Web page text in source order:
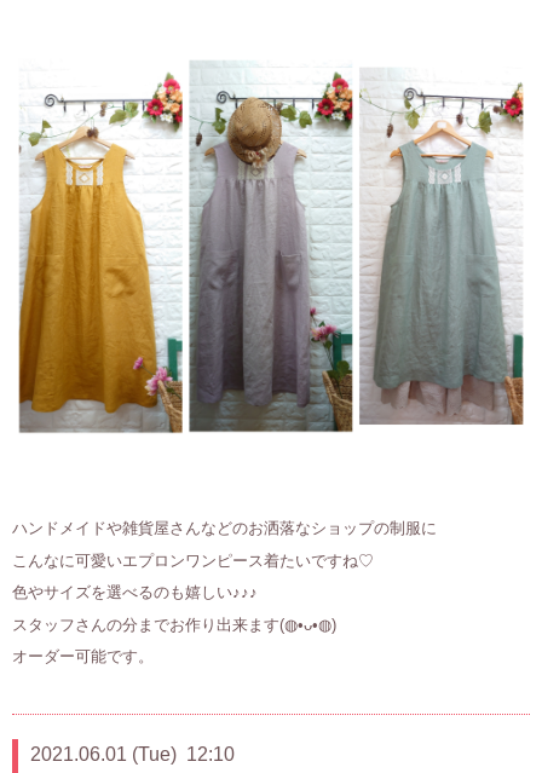
ハンドメイドや雑貨屋さんなどのお洒落なショップの制服に
こんなに可愛いエプロンワンピース着たいですね♡
色やサイズを選べるのも嬉しい♪♪♪
スタッフさんの分までお作り出来ます(◍•ᴗ•◍)
オーダー可能です。
2021.06.01 (Tue) 12:10